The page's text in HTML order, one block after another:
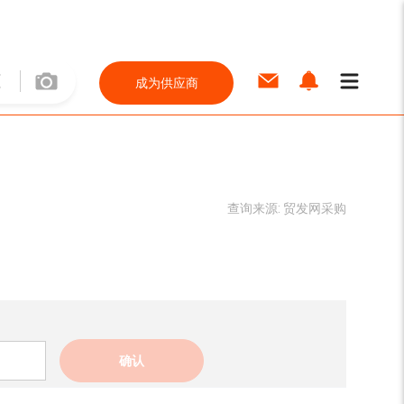
成为供应商
查询来源: 贸发网采购
确认